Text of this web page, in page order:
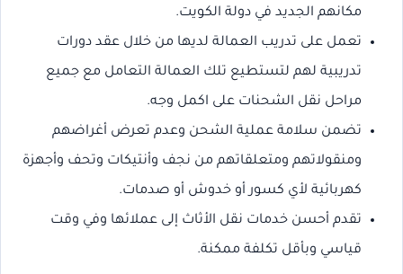
مكانهم الجديد في دولة الكويت.
تعمل على تدريب العمالة لديها من خلال عقد دورات
تدريبية لهم لتستطيع تلك العمالة التعامل مع جميع
مراحل نقل الشحنات على اكمل وجه.
تضمن سلامة عملية الشحن وعدم تعرض أغراضهم
ومنقولاتهم ومتعلقاتهم من نجف وأنتيكات وتحف وأجهزة
كهربائية لأي كسور أو خدوش أو صدمات.
تقدم أحسن خدمات نقل الأثاث إلى عملائها وفي وقت
قياسي وبأقل تكلفة ممكنة.